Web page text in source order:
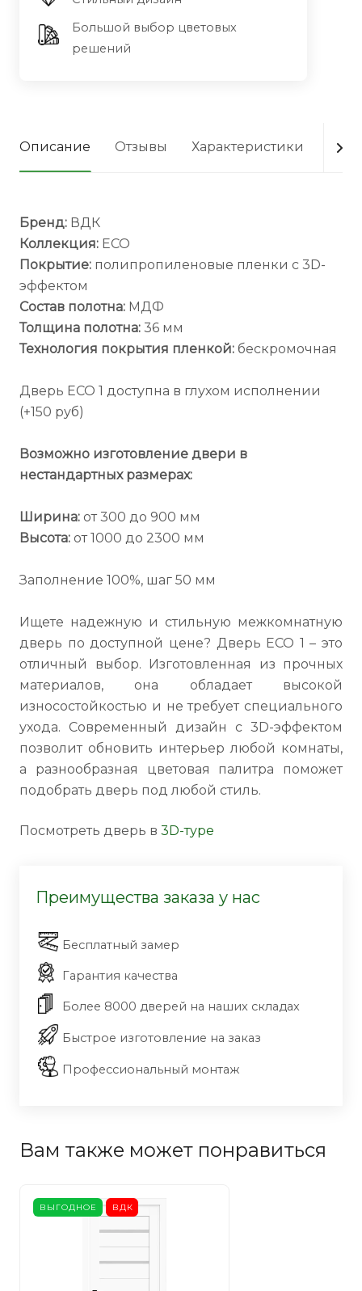
Большой выбор цветовых
решений
Описание Отзывы Характеристики
Бренд: ВДК
Коллекция: ECO
Покрытие: полипропиленовые пленки с 3D-
эффектом
Состав полотна: МДФ
Толщина полотна: 36 мм
Технология покрытия пленкой: бескромочная
Дверь ECO 1 доступна в глухом исполнении
(+150 руб)
Возможно изготовление двери в
нестандартных размерах:
Ширина: от 300 до 900 мм
Высота: от 1000 до 2300 мм
Заполнение 100%, шаг 50 мм
Ищете надежную и стильную межкомнатную
дверь по доступной цене? Дверь ECO 1 – это
отличный выбор. Изготовленная из прочных
материалов, она обладает высокой
износостойкостью и не требует специального
ухода. Современный дизайн с 3D-эффектом
позволит обновить интерьер любой комнаты,
а разнообразная цветовая палитра поможет
подобрать дверь под любой стиль.
Посмотреть дверь в 3D-туре
Преимущества заказа у нас
Бесплатный замер
Гарантия качества
Более 8000 дверей на наших складах
Быстрое изготовление на заказ
Профессиональный монтаж
Вам также может понравиться
ВЫГОДНОЕ ВДК